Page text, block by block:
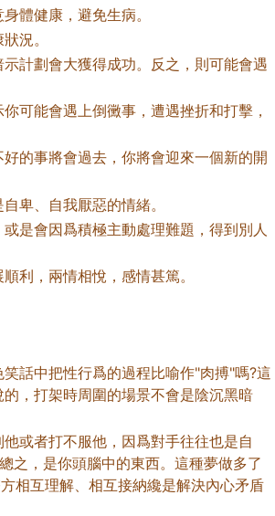
體健康，避免生病。
況。
計劃會大獲得成功。反之，則可能會遇
可能會遇上倒黴事，遭遇挫折和打擊，
的事將會過去，你將會迎來一個新的開
卑、自我厭惡的情緒。
是會因爲積極主動處理難題，得到別人
利，兩情相悅，感情甚篤。
話中把性行爲的過程比喻作"肉搏"嗎?這
，打架時周圍的場景不會是陰沉黑暗
或者打不服他，因爲對手往往也是自
之，是你頭腦中的東西。這種夢做多了
相互理解、相互接納纔是解決內心矛盾